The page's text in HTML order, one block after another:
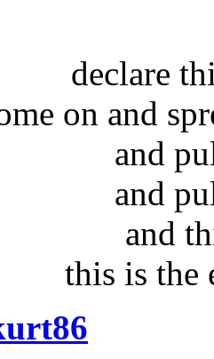
declare
on and
and
and
and
this is the